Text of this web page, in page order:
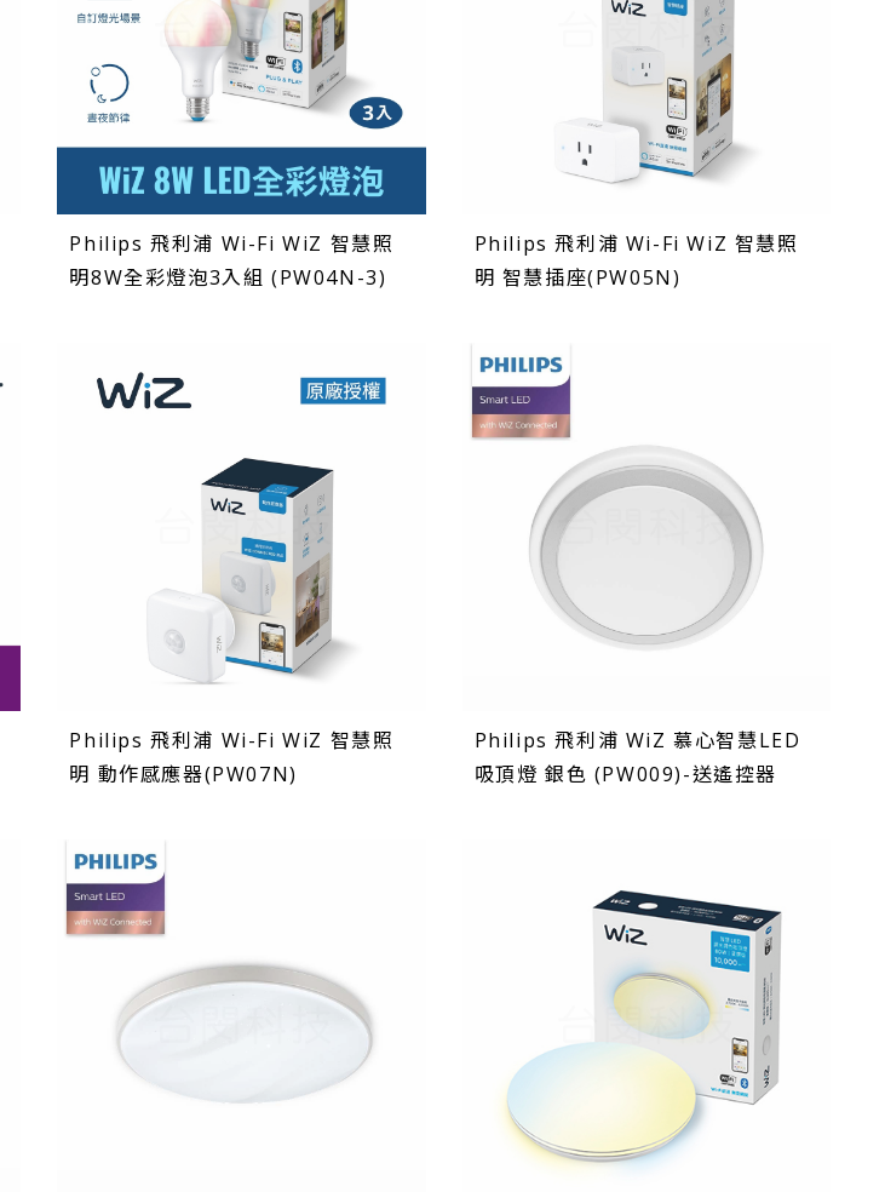
Philips 飛利浦 Wi-Fi WiZ 智慧照
明8W全彩燈泡3入組 (PW04N-3)
Philips 飛利浦 Wi-Fi WiZ 智慧照
明 智慧插座(PW05N)
Philips 飛利浦 Wi-Fi WiZ 智慧照
明 動作感應器(PW07N)
Philips 飛利浦 WiZ 慕心智慧LED
吸頂燈 銀色 (PW009)-送遙控器